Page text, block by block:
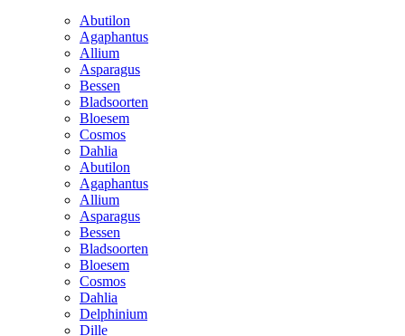
Abutilon
Agaphantus
Allium
Asparagus
Bessen
Bladsoorten
Bloesem
Cosmos
Dahlia
Abutilon
Agaphantus
Allium
Asparagus
Bessen
Bladsoorten
Bloesem
Cosmos
Dahlia
Delphinium
Dille